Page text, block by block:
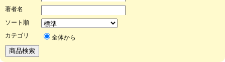
著者名
ソート順
カテゴリ
全体から